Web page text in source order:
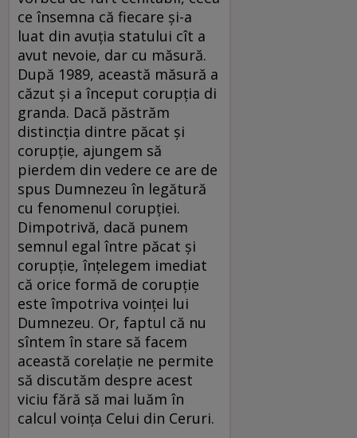
ce însemna că fiecare și-a
luat din avuția statului cît a
avut nevoie, dar cu măsură.
După 1989, această măsură a
căzut și a început corupția di
granda. Dacă păstrăm
distincția dintre păcat și
corupție, ajungem să
pierdem din vedere ce are de
spus Dumnezeu în legătură
cu fenomenul corupției.
Dimpotrivă, dacă punem
semnul egal între păcat și
corupție, înțelegem imediat
că orice formă de corupție
este împotriva voinței lui
Dumnezeu. Or, faptul că nu
sîntem în stare să facem
această corelație ne permite
să discutăm despre acest
viciu fără să mai luăm în
calcul voința Celui din Ceruri.